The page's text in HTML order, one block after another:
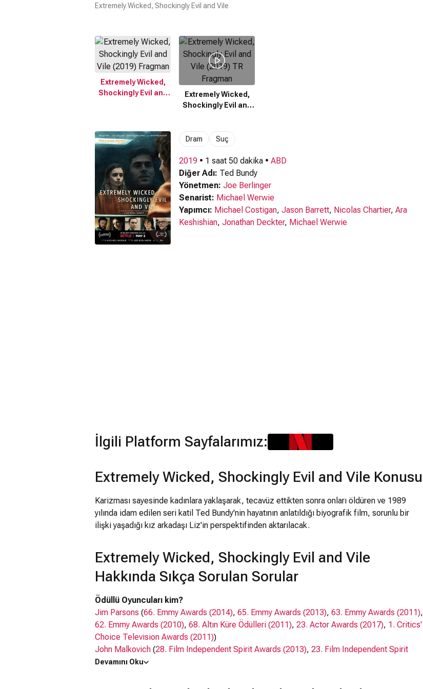
Extremely Wicked, Shockingly Evil and Vile
Extremely Wicked,
Shockingly Evil and
Extremely Wicked,
Shockingly Evil and
Dram
Suç
2019 • 1 saat 50 dakika • ABD
Diğer Adı: Ted Bundy
Yönetmen: Joe Berlinger
Senarist: Michael Werwie
Yapımcı: Michael Costigan, Jason Barrett, Nicolas Chartier, Ara
Keshishian, Jonathan Deckter, Michael Werwie
İlgili Platform Sayfalarımız:
Extremely Wicked, Shockingly Evil and Vile Konusu
Karizması sayesinde kadınlara yaklaşarak, tecavüz ettikten sonra onları öldüren ve 1989
yılında idam edilen seri katil Ted Bundy'nin hayatının anlatıldığı biyografik film, sorunlu bir
ilişki yaşadığı kız arkadaşı Liz'in perspektifinden aktarılacak.
Extremely Wicked, Shockingly Evil and Vile
Hakkında Sıkça Sorulan Sorular
Ödüllü Oyuncuları kim?
Jim Parsons (66. Emmy Awards (2014), 65. Emmy Awards (2013), 63. Emmy Awards (2011),
62. Emmy Awards (2010), 68. Altın Küre Ödülleri (2011), 23. Actor Awards (2017), 1. Critics'
Choice Television Awards (2011))
John Malkovich (28. Film Independent Spirit Awards (2013), 23. Film Independent Spirit
Awards (2008))
Devamını Oku